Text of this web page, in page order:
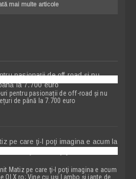
mai multe articole
uri pentru pasionații de off-road și nu
de până la 7.700 euro
Matiz pe care ţi-l poţi imagina e acum
OLX.ro; Vine cu uşi Lambo şi jante de